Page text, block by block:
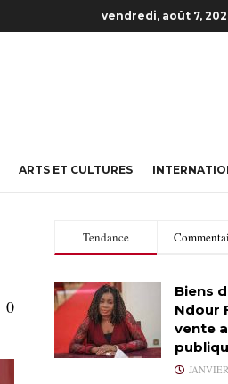
vendredi, août 7,
ARTS ET CULTURES
0
Tendance
Biens
Ndour
vente